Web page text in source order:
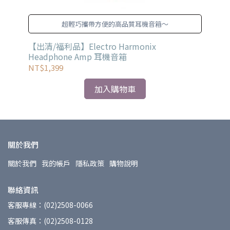
超輕巧攜帶方便的高品質耳機音箱～
【出清/福利品】Electro Harmonix
Headphone Amp 耳機音箱
NT$1,399
加入購物車
關於我們
關於我們 我的帳戶 隱私政策 購物說明
聯絡資訊
客服專線：(02)2508-0066
客服傳真：(02)2508-0128